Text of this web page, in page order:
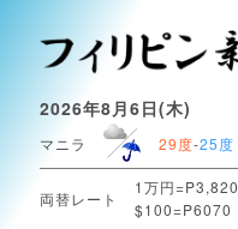
2026年8月6日(木)
マニラ 29度-25度
両替レート
1万円=P3,820
$100=P6070